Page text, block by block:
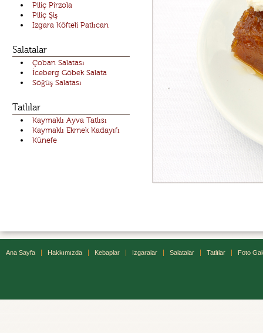
Piliç Pirzola
Piliç Şiş
Izgara Köfteli Patlıcan
Salatalar
Çoban Salatası
İceberg Göbek Salata
Söğüş Salatası
Tatlılar
Kaymaklı Ayva Tatlısı
Kaymaklı Ekmek Kadayıfı
Künefe
Ana Sayfa Hakkımızda Kebaplar Izgaralar Salatalar Tatlılar Foto